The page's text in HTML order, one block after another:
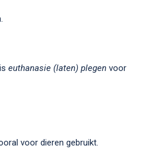
euthanasie (laten) plegen voor
voor dieren gebruikt.